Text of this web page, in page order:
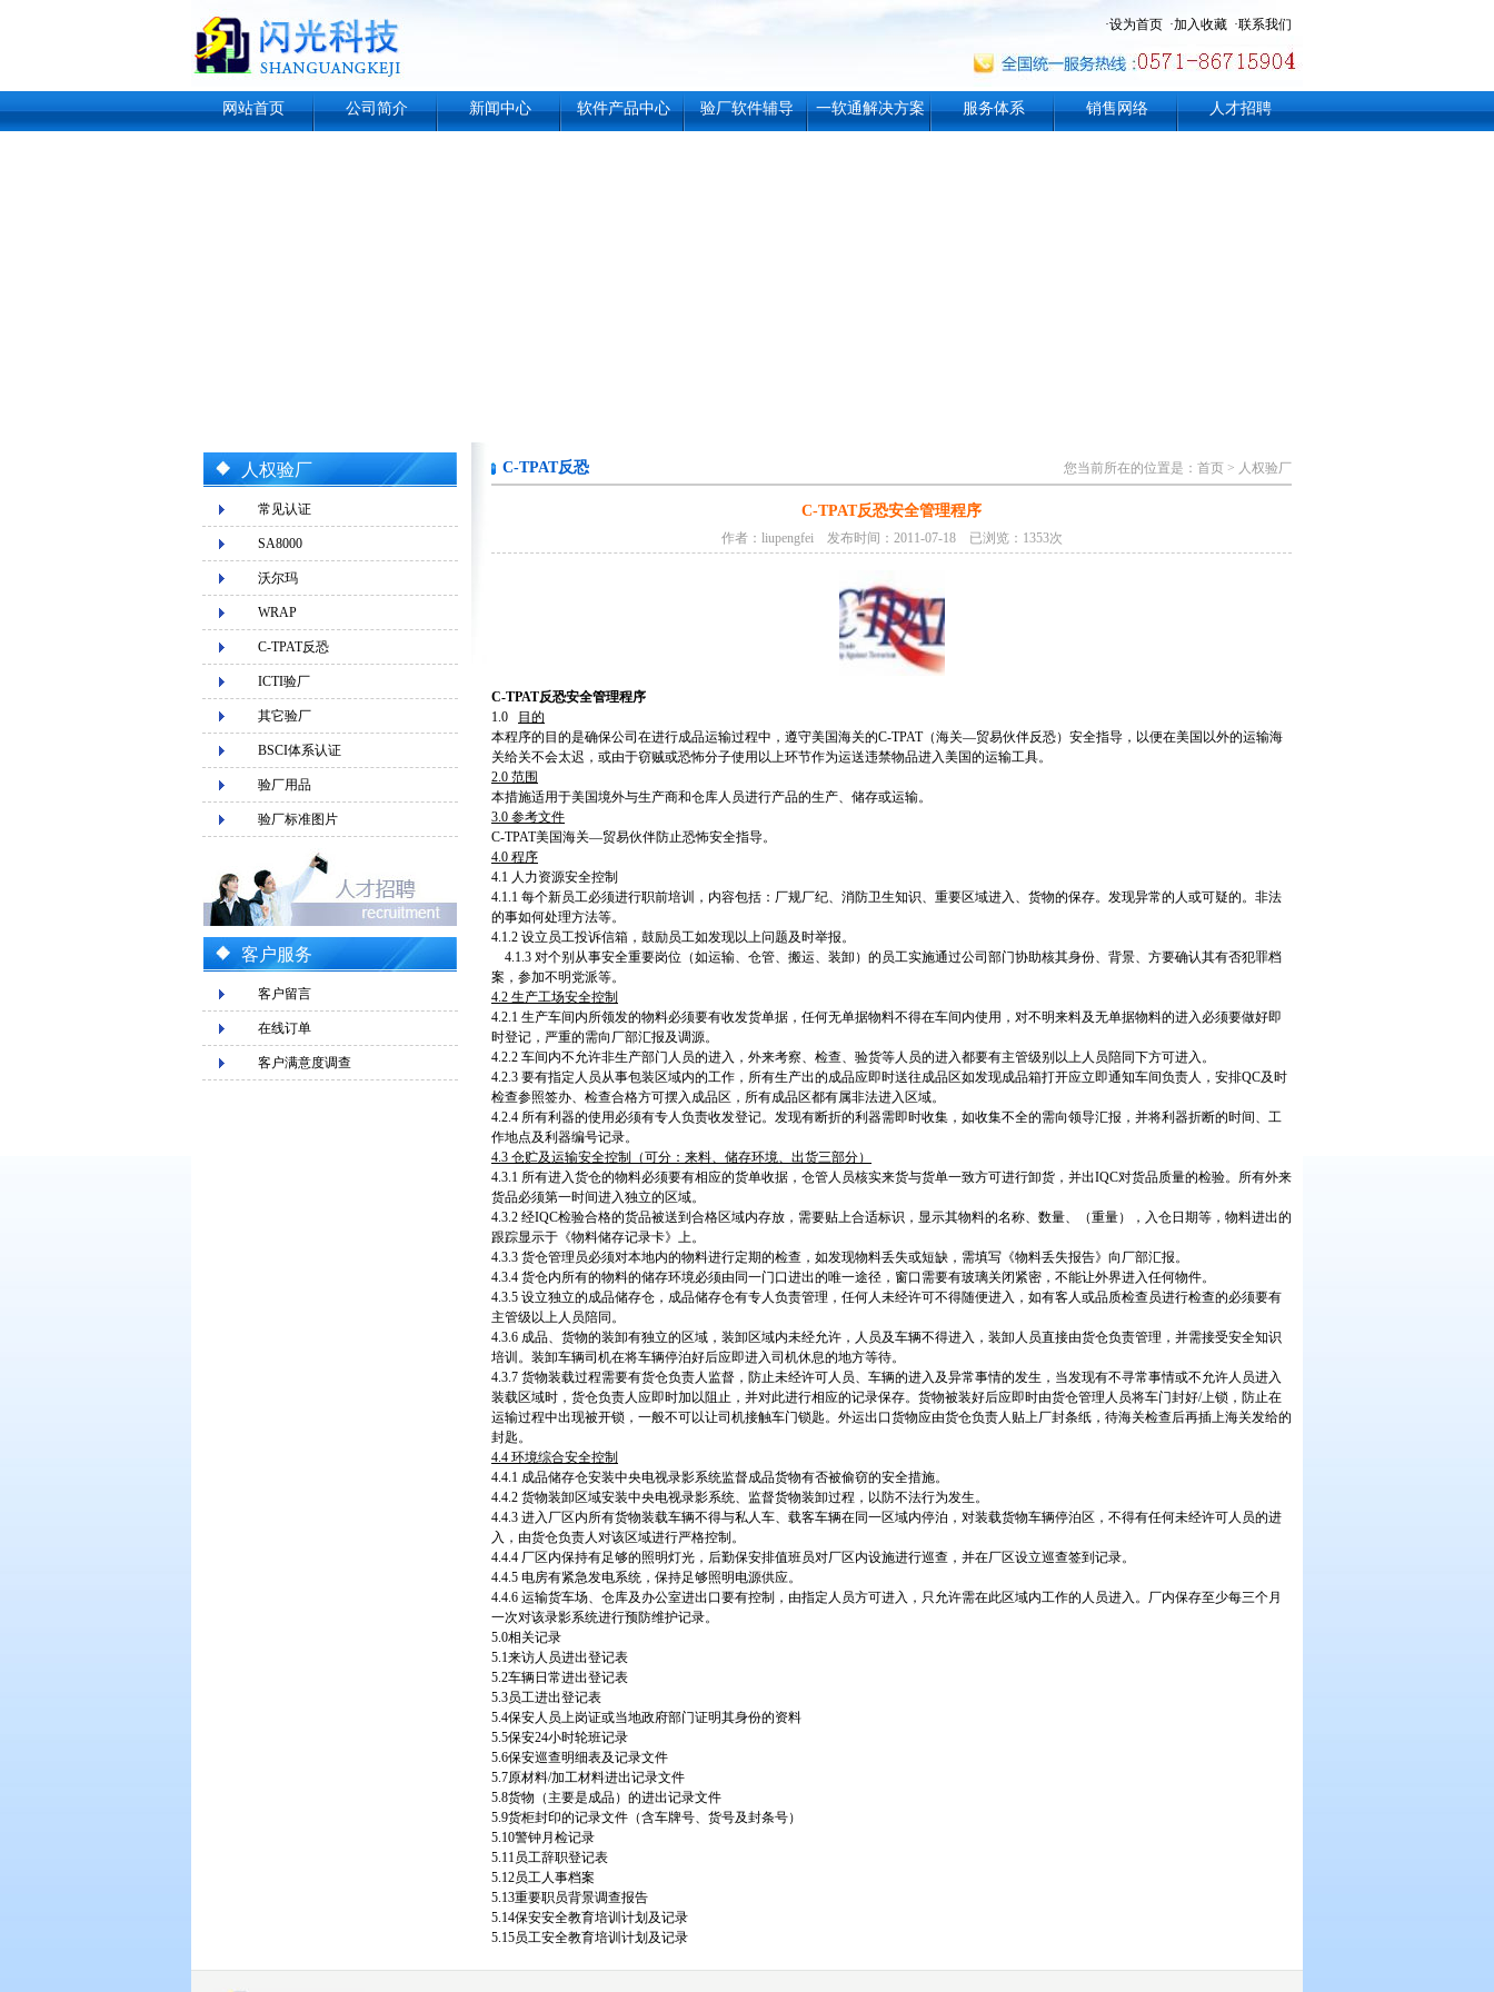
·设为首页 ·加入收藏 ·联系我们
网站首页 公司简介 新闻中心 软件产品中心 验厂软件辅导 一软通解决方案 服务体系 销售网络 人才招聘
人权验厂
常见认证
SA8000
沃尔玛
WRAP
C-TPAT反恐
ICTI验厂
其它验厂
BSCI体系认证
验厂用品
验厂标准图片
客户服务
客户留言
在线订单
客户满意度调查
您当前所在的位置是： 首页 > 人权验厂
C-TPAT反恐
C-TPAT反恐安全管理程序
作者：liupengfei 发布时间：2011-07-18 已浏览：1353次
C-TPAT反恐安全管理程序
1.0
目的
本程序的目的是确保公司在进行成品运输过程中，遵守美国海关的C-TPAT（海关—贸易伙伴反恐）安全指导，以便在美国以外的运输海
关给关不会太迟，或由于窃贼或恐怖分子使用以上环节作为运送违禁物品进入美国的运输工具。
2.0 范围
本措施适用于美国境外与生产商和仓库人员进行产品的生产、储存或运输。
3.0 参考文件
C-TPAT美国海关—贸易伙伴防止恐怖安全指导。
4.0 程序
4.1 人力资源安全控制
4.1.1 每个新员工必须进行职前培训，内容包括：厂规厂纪、消防卫生知识、重要区域进入、货物的保存。发现异常的人或可疑的。非法
的事如何处理方法等。
4.1.2 设立员工投诉信箱，鼓励员工如发现以上问题及时举报。
4.1.3 对个别从事安全重要岗位（如运输、仓管、搬运、装卸）的员工实施通过公司部门协助核其身份、背景、方要确认其有否犯罪档
案，参加不明党派等。
4.2 生产工场安全控制
4.2.1 生产车间内所领发的物料必须要有收发货单据，任何无单据物料不得在车间内使用，对不明来料及无单据物料的进入必须要做好即
时登记，严重的需向厂部汇报及调源。
4.2.2 车间内不允许非生产部门人员的进入，外来考察、检查、验货等人员的进入都要有主管级别以上人员陪同下方可进入。
4.2.3 要有指定人员从事包装区域内的工作，所有生产出的成品应即时送往成品区如发现成品箱打开应立即通知车间负责人，安排QC及时
检查参照签办、检查合格方可摆入成品区，所有成品区都有属非法进入区域。
4.2.4 所有利器的使用必须有专人负责收发登记。发现有断折的利器需即时收集，如收集不全的需向领导汇报，并将利器折断的时间、工
作地点及利器编号记录。
4.3 仓贮及运输安全控制（可分：来料、储存环境、出货三部分）
4.3.1 所有进入货仓的物料必须要有相应的货单收据，仓管人员核实来货与货单一致方可进行卸货，并出IQC对货品质量的检验。所有外来
货品必须第一时间进入独立的区域。
4.3.2 经IQC检验合格的货品被送到合格区域内存放，需要贴上合适标识，显示其物料的名称、数量、（重量），入仓日期等，物料进出的
跟踪显示于《物料储存记录卡》上。
4.3.3 货仓管理员必须对本地内的物料进行定期的检查，如发现物料丢失或短缺，需填写《物料丢失报告》向厂部汇报。
4.3.4 货仓内所有的物料的储存环境必须由同一门口进出的唯一途径，窗口需要有玻璃关闭紧密，不能让外界进入任何物件。
4.3.5 设立独立的成品储存仓，成品储存仓有专人负责管理，任何人未经许可不得随便进入，如有客人或品质检查员进行检查的必须要有
主管级以上人员陪同。
4.3.6 成品、货物的装卸有独立的区域，装卸区域内未经允许，人员及车辆不得进入，装卸人员直接由货仓负责管理，并需接受安全知识
培训。装卸车辆司机在将车辆停泊好后应即进入司机休息的地方等待。
4.3.7 货物装载过程需要有货仓负责人监督，防止未经许可人员、车辆的进入及异常事情的发生，当发现有不寻常事情或不允许人员进入
装载区域时，货仓负责人应即时加以阻止，并对此进行相应的记录保存。货物被装好后应即时由货仓管理人员将车门封好/上锁，防止在
运输过程中出现被开锁，一般不可以让司机接触车门锁匙。外运出口货物应由货仓负责人贴上厂封条纸，待海关检查后再插上海关发给的
封匙。
4.4 环境综合安全控制
4.4.1 成品储存仓安装中央电视录影系统监督成品货物有否被偷窃的安全措施。
4.4.2 货物装卸区域安装中央电视录影系统、监督货物装卸过程，以防不法行为发生。
4.4.3 进入厂区内所有货物装载车辆不得与私人车、载客车辆在同一区域内停泊，对装载货物车辆停泊区，不得有任何未经许可人员的进
入，由货仓负责人对该区域进行严格控制。
4.4.4 厂区内保持有足够的照明灯光，后勤保安排值班员对厂区内设施进行巡查，并在厂区设立巡查签到记录。
4.4.5 电房有紧急发电系统，保持足够照明电源供应。
4.4.6 运输货车场、仓库及办公室进出口要有控制，由指定人员方可进入，只允许需在此区域内工作的人员进入。厂内保存至少每三个月
一次对该录影系统进行预防维护记录。
5.0相关记录
5.1来访人员进出登记表
5.2车辆日常进出登记表
5.3员工进出登记表
5.4保安人员上岗证或当地政府部门证明其身份的资料
5.5保安24小时轮班记录
5.6保安巡查明细表及记录文件
5.7原材料/加工材料进出记录文件
5.8货物（主要是成品）的进出记录文件
5.9货柜封印的记录文件（含车牌号、货号及封条号）
5.10警钟月检记录
5.11员工辞职登记表
5.12员工人事档案
5.13重要职员背景调查报告
5.14保安安全教育培训计划及记录
5.15员工安全教育培训计划及记录